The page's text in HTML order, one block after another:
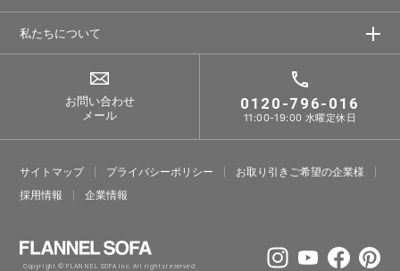
私たちについて
お問い合わせ
メール
0120-796-016
11:00-19:00 水曜定休日
サイトマップ プライバシーポリシー
お取り引きご希望の企業様
採⽤情報
企業情報
Copyright © FLANNEL SOFA Inc. All rights reserved